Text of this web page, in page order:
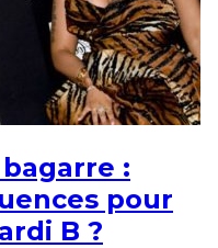
:
pour
B ?